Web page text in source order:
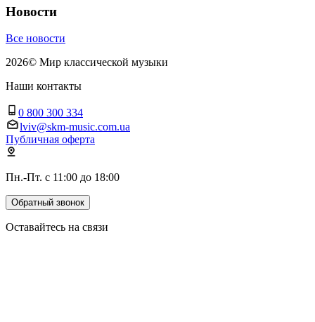
Новости
Все новости
2026© Мир классической музыки
Наши контакты
0 800 300 334
lviv@skm-music.com.ua
Публичная оферта
Пн.-Пт. с 11:00 до 18:00
Обратный звонок
Оставайтесь на связи